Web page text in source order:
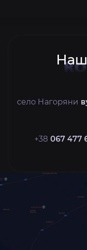
село Нагоряни
+38 067 477